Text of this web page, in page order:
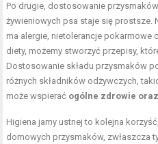
Po drugie, dostosowanie
żywieniowych psa staje się prostsze.
ma alergie, nietolerancje pokarmowe
diety, możemy stworzyć przepisy,
Dostosowanie składu przysmaków
różnych składników odżywczych,
może wspierać ogólne zdrowie
Higiena jamy ustnej to kolejna
domowych przysmaków, zwłaszcza